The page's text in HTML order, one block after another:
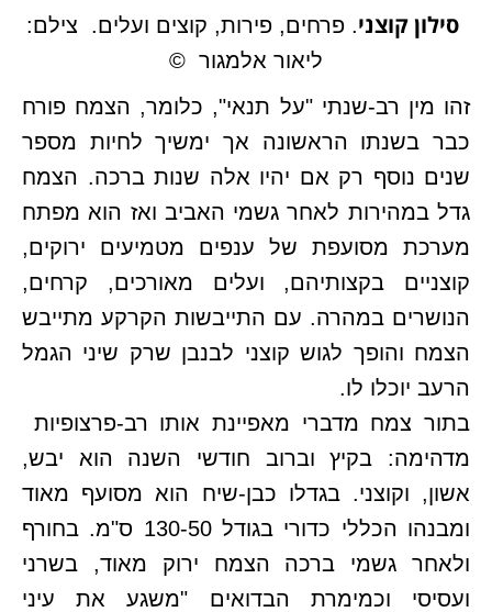
סילון קוצני. פרחים, פירות, קוצים ועלים. צילם:
ליאור אלמגור ©
זהו מין רב-שנתי "על תנאי", כלומר, הצמח פורח
כבר בשנתו הראשונה אך ימשיך לחיות מספר
שנים נוסף רק אם יהיו אלה שנות ברכה. הצמח
גדל במהירות לאחר גשמי האביב ואז הוא מפתח
מערכת מסועפת של ענפים מטמיעים ירוקים,
קוצניים בקצותיהם, ועלים מאורכים, קרחים,
הנושרים במהרה. עם התייבשות הקרקע מתייבש
הצמח והופך לגוש קוצני לבנבן שרק שיני הגמל
הרעב יוכלו לו.
בתור צמח מדברי מאפיינת אותו רב-פרצופיות
מדהימה: בקיץ וברוב חודשי השנה הוא יבש,
אשון, וקוצני. בגדלו כבן-שיח הוא מסועף מאוד
ומבנהו הכללי כדורי בגודל 130-50 ס"מ. בחורף
ולאחר גשמי ברכה הצמח ירוק מאוד, בשרני
ועסיסי וכמימרת הבדואים "משגע את עיני